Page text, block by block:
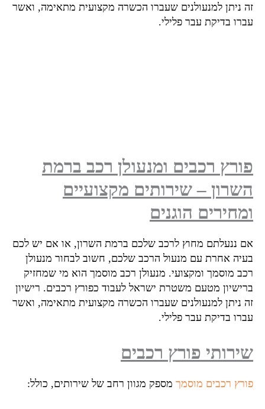
ניתן למנעולנים שעברו הכשרה מקצועית מתאימה, ואשר
בדיקת עבר פלילי.
רכבים ומנעולן רכב ברמת
– שירותים מקצועיים
הוגנים
ננעלתם מחוץ לרכב שלכם ברמת השרון, או אם יש לכם
אחרת עם מנעול הרכב שלכם, חשוב לבחור מנעולן
מוסמך ומקצועי. מנעולן רכב מוסמך הוא מי שמחזיק
מטעם משטרת ישראל לעבוד כפורץ רכבים. רישיון
ניתן למנעולנים שעברו הכשרה מקצועית מתאימה, ואשר
בדיקת עבר פלילי.
פורץ רכבים
רכבים מוסמךמספק מגוון רחב של שירותים, כולל: